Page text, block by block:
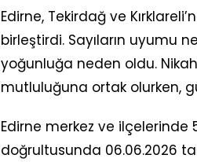
Edirne, Tekirdağ ve
birleştirdi. Sayıların uyumu
yoğunluğa neden oldu.
mutluluğuna ortak olurken,
Edirne merkez ve
doğrultusunda 06.06.2026